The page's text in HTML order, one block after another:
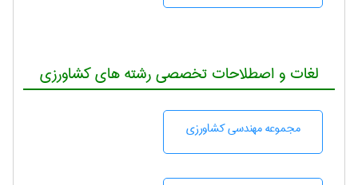
لغات و اصطلاحات تخصصی رشته های کشاورزی
مجموعه مهندسی كشاورزی